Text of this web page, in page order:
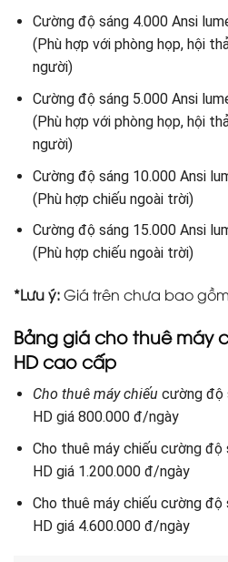
Cường độ sáng 4.000 Ansi
(Phù hợp với phòng họp, hội
người)
Cường độ sáng 5.000 Ansi
(Phù hợp với phòng họp, hội
người)
Cường độ sáng 10.000 Ansi
(Phù hợp chiếu ngoài trời)
Cường độ sáng 15.000 Ansi
(Phù hợp chiếu ngoài trời)
*Lưu ý:Giá trên chưa bao gồm
Bảng giá cho thuê máy
HD cao cấp
Cho thuê máy chiếu cường độ
HD giá 800.000 đ/ngày
Cho thuê máy chiếu cường độ
HD giá 1.200.000 đ/ngày
Cho thuê máy chiếu cường độ
HD giá 4.600.000 đ/ngày